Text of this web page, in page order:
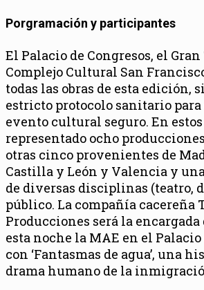
Porgramación y participantes
El Palacio de Congresos, el
Complejo Cultural San
todas las obras de esta edición,
estricto protocolo sanitario
evento cultural seguro. En
representado ocho
otras cinco provenientes de
Castilla y León y Valencia y
de diversas disciplinas (teatro,
público. La compañía cacereña
Producciones será la
esta noche la MAE en el Palacio
con ‘Fantasmas de agua’, una
drama humano de la